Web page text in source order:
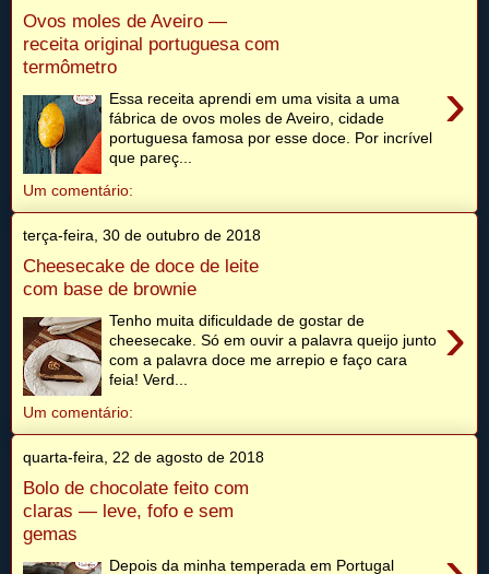
Ovos moles de Aveiro —
receita original portuguesa com
termômetro
›
Essa receita aprendi em uma visita a uma
fábrica de ovos moles de Aveiro, cidade
portuguesa famosa por esse doce. Por incrível
que pareç...
Um comentário:
terça-feira, 30 de outubro de 2018
Cheesecake de doce de leite
com base de brownie
›
Tenho muita dificuldade de gostar de
cheesecake. Só em ouvir a palavra queijo junto
com a palavra doce me arrepio e faço cara
feia! Verd...
Um comentário:
quarta-feira, 22 de agosto de 2018
Bolo de chocolate feito com
claras — leve, fofo e sem
gemas
Depois da minha temperada em Portugal